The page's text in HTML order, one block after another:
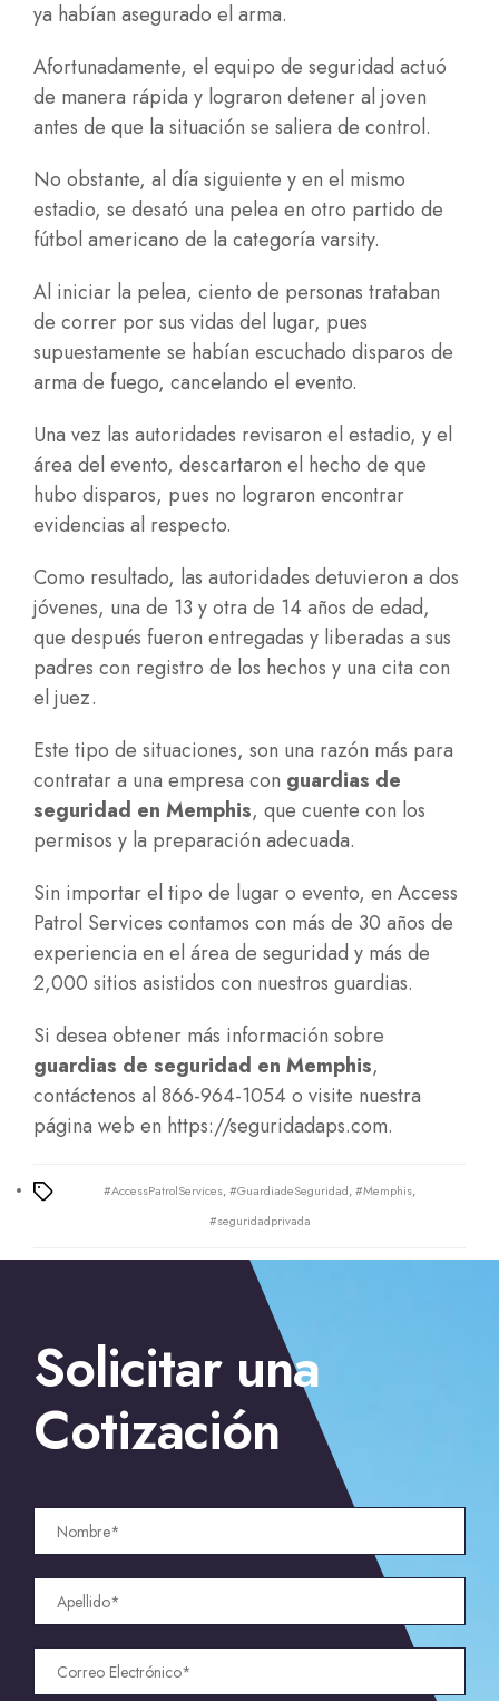
ya habían asegurado el arma.
Afortunadamente, el equipo de seguridad actuó
de manera rápida y lograron detener al joven
antes de que la situación se saliera de control.
No obstante, al día siguiente y en el mismo
estadio, se desató una pelea en otro partido de
fútbol americano de la categoría varsity.
Al iniciar la pelea, ciento de personas trataban
de correr por sus vidas del lugar, pues
supuestamente se habían escuchado disparos de
arma de fuego, cancelando el evento.
Una vez las autoridades revisaron el estadio, y el
área del evento, descartaron el hecho de que
hubo disparos, pues no lograron encontrar
evidencias al respecto.
Como resultado, las autoridades detuvieron a dos
jóvenes, una de 13 y otra de 14 años de edad,
que después fueron entregadas y liberadas a sus
padres con registro de los hechos y una cita con
el juez.
Este tipo de situaciones, son una razón más para
contratar a una empresa con guardias de
seguridad en Memphis, que cuente con los
permisos y la preparación adecuada.
Sin importar el tipo de lugar o evento, en Access
Patrol Services contamos con más de 30 años de
experiencia en el área de seguridad y más de
2,000 sitios asistidos con nuestros guardias.
Si desea obtener más información sobre
guardias de seguridad en Memphis,
contáctenos al 866-964-1054 o visite nuestra
página web en https://seguridadaps.com.
Tags
#AccessPatrolServices,#GuardiadeSeguridad,#Memphis,
#seguridadprivada
Solicitar una
Cotización